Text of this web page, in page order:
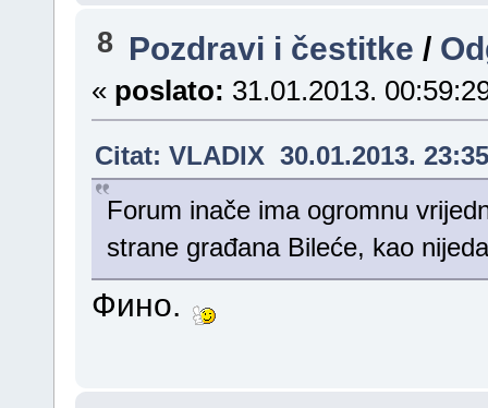
8 Pozdravi i čestitke /
« poslato: 31.01.2013.
Citat: VLADIX 30.01.2013.
Forum inače ima ogromnu
strane građana Bileće, kao
Фино.